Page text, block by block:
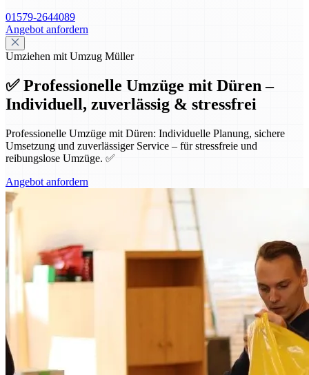
01579-2644089
Angebot anfordern
Umziehen mit Umzug Müller
✅ Professionelle Umzüge mit Düren –
Individuell, zuverlässig & stressfrei
Professionelle Umzüge mit Düren: Individuelle Planung, sichere
Umsetzung und zuverlässiger Service – für stressfreie und
reibungslose Umzüge. ✅
Angebot anfordern